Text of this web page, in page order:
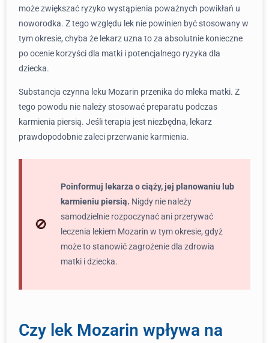
może zwiększać ryzyko wystąpienia poważnych powikłań u
noworodka. Z tego względu lek nie powinien być stosowany w
tym okresie, chyba że lekarz uzna to za absolutnie konieczne
po ocenie korzyści dla matki i potencjalnego ryzyka dla
dziecka.
Substancja czynna leku Mozarin przenika do mleka matki. Z
tego powodu nie należy stosować preparatu podczas
karmienia piersią. Jeśli terapia jest niezbędna, lekarz
prawdopodobnie zaleci przerwanie karmienia.
Poinformuj lekarza o ciąży, jej planowaniu lub
karmieniu piersią. Nigdy nie należy
samodzielnie rozpoczynać ani przerywać
leczenia lekiem Mozarin w tym okresie, gdyż
może to stanowić zagrożenie dla zdrowia
matki i dziecka.
Czy lek Mozarin wpływa na